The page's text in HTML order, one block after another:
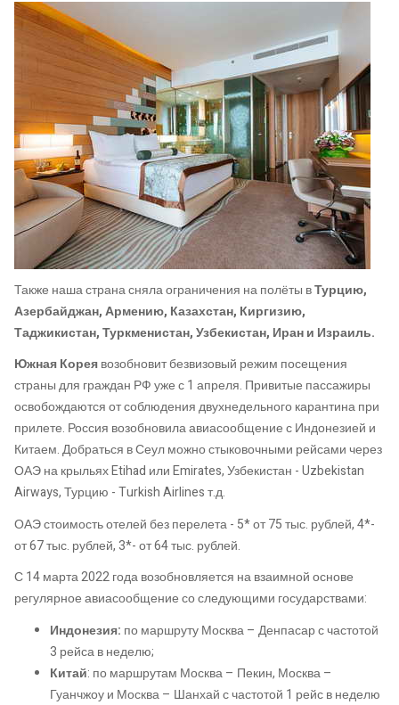
Также наша страна сняла ограничения на полёты вТурцию,
Азербайджан, Армению, Казахстан, Киргизию,
Таджикистан, Туркменистан, Узбекистан, Иран и Израиль.
Южная Кореявозобновит безвизовый режим посещения
страны для граждан РФ уже с 1 апреля. Привитые пассажиры
освобождаются от соблюдения двухнедельного карантина при
прилете. Россия возобновила авиасообщение с Индонезией и
Китаем. Добраться в Сеул можно стыковочными рейсами через
ОАЭ на крыльях Etihad или Emirates, Узбекистан - Uzbekistan
Airways, Турцию - Turkish Airlines т.д.
ОАЭ стоимость отелей без перелета - 5* от 75 тыс. рублей, 4*-
от 67 тыс. рублей, 3*- от 64 тыс. рублей.
С 14 марта 2022 года возобновляется на взаимной основе
регулярное авиасообщение со следующими государствами:
Индонезия: по маршруту Москва – Денпасар с частотой
3 рейса в неделю;
Китай: по маршрутам Москва – Пекин, Москва –
Гуанчжоу и Москва – Шанхай с частотой 1 рейс в неделю